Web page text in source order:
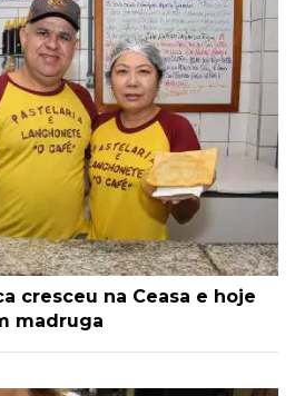
cresceu na Ceasa e hoje
madruga